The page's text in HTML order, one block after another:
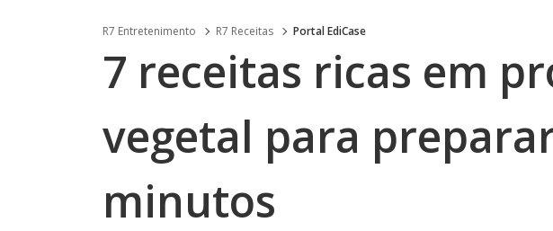
R7 Entretenimento R7 Receitas Portal EdiCase
7 receitas ricas em
vegetal para
minutos